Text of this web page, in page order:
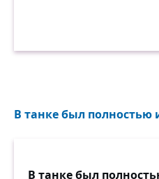
В танке был полностью
В танке был